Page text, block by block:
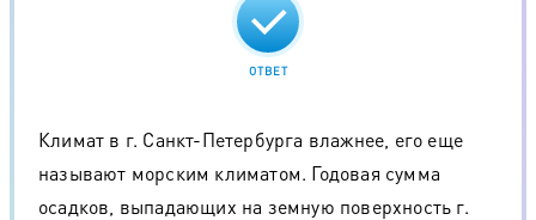
ОТВЕТ
Климат в г. Санкт-Петербурга влажнее, его еще
называют морским климатом. Годовая сумма
осадков, выпадающих на земную поверхность г.